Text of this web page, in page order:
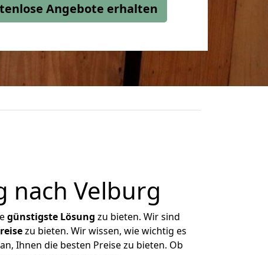
Angebote erhalten
nach Velburg
günstigste Lösung zu bieten. Wir sind
zu bieten. Wir wissen, wie wichtig es
Ihnen die besten Preise zu bieten. Ob